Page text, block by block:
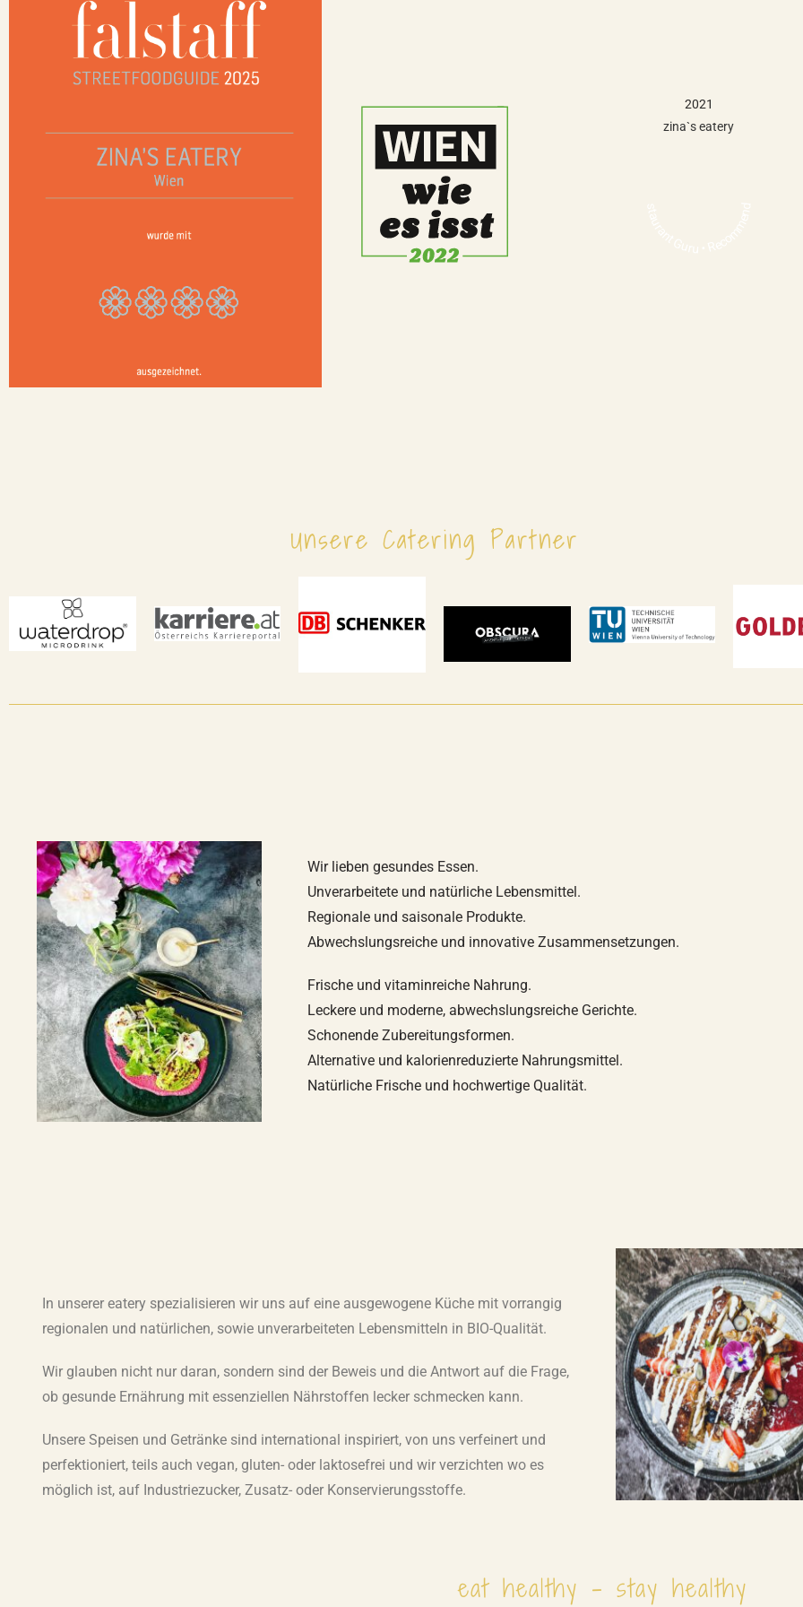
2021
zina`s eatery
Unsere Catering Partner
Wir lieben gesundes Essen.
Unverarbeitete und natürliche Lebensmittel.
Regionale und saisonale Produkte.
Abwechslungsreiche und innovative Zusammensetzungen.
Frische und vitaminreiche Nahrung.
Leckere und moderne, abwechslungsreiche Gerichte.
Schonende Zubereitungsformen.
Alternative und kalorienreduzierte Nahrungsmittel.
Natürliche Frische und hochwertige Qualität.
In unserer eatery spezialisieren wir uns auf eine ausgewogene Küche mit vorrangig
regionalen und natürlichen, sowie unverarbeiteten Lebensmitteln in BIO-Qualität.
Wir glauben nicht nur daran, sondern sind der Beweis und die Antwort auf die Frage,
ob gesunde Ernährung mit essenziellen Nährstoffen lecker schmecken kann.
Unsere Speisen und Getränke sind international inspiriert, von uns verfeinert und
perfektioniert, teils auch vegan, gluten- oder laktosefrei und wir verzichten wo es
möglich ist, auf Industriezucker, Zusatz- oder Konservierungsstoffe.
eat healthy - stay healthy